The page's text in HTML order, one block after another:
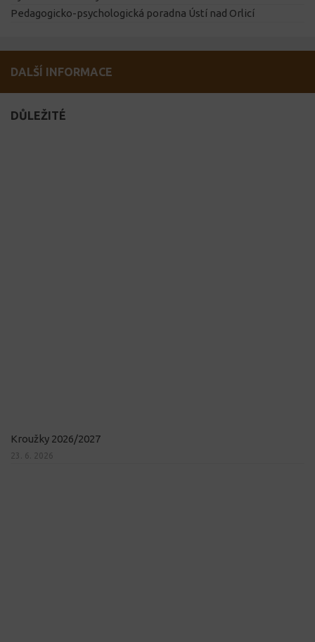
Pedagogicko-psychologická poradna Ústí nad Orlicí
DALŠÍ INFORMACE
DŮLEŽITÉ
Kroužky 2026/2027
23. 6. 2026